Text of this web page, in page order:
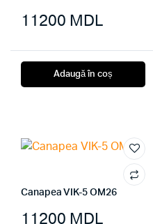
11200 MDL
Adaugă în coș
Canapea VIK-5 OM26
11200 MDL